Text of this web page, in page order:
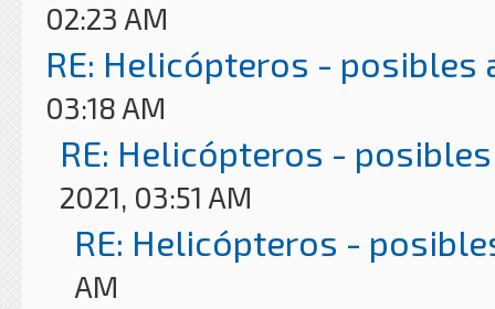
02:23 AM
RE: Helicópteros - posibles
03:18 AM
RE: Helicópteros -
2021, 03:51 AM
RE: Helicópteros -
AM